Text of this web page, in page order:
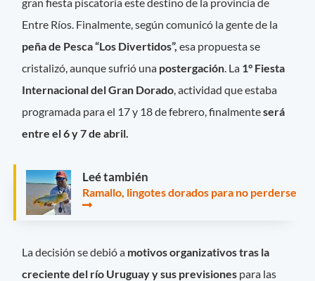
Entre Ríos. Finalmente, según comunicó la gente de la
peña de Pesca “Los Divertidos”, esa propuesta se
cristalizó, aunque sufrió una postergación . La 1° Fiesta
Internacional del Gran Dorado , actividad que estaba
programada para el 17 y 18 de febrero, finalmenteserá
entre el 6 y 7 de abril.
Leé también
Ramallo, lingotes dorados para no perderse
La decisión se debió a motivos organizativos tras la
creciente del río Uruguay y sus previsiones para las